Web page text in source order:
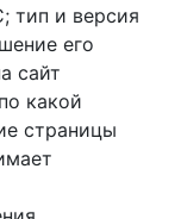
тип и версия
его
сайт
какой
страницы